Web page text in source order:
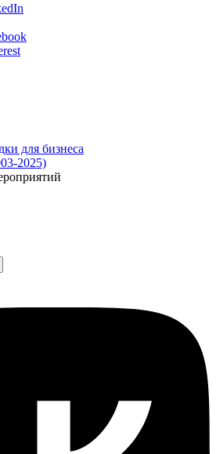
для бизнеса
2025)